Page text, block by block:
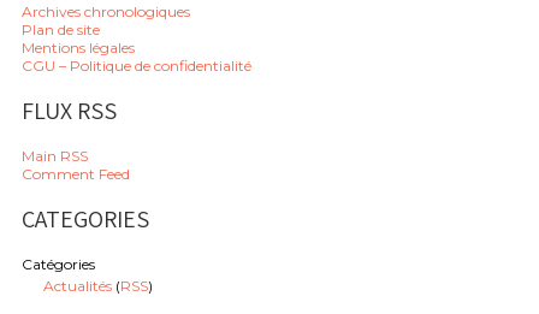
Archives chronologiques
Plan de site
Mentions légales
CGU – Politique de confidentialité
FLUX RSS
Main RSS
Comment Feed
CATEGORIES
Catégories
Actualités (RSS)